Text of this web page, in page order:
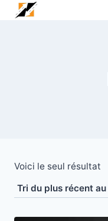
Skip
Voici le seul résultat